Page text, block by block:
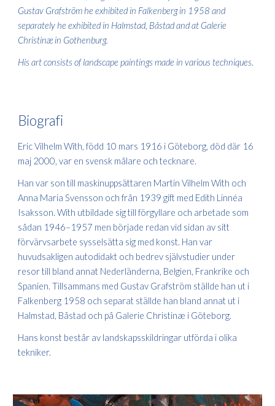
Gustav Grafström he exhibited in Falkenberg in 1958 and
separately he exhibited in Halmstad, Båstad and at Galerie
Christinæ in Gothenburg.
His art consists of landscape paintings made in various techniques.
Biografi
Eric Vilhelm With, född 10 mars 1916 i Göteborg, död där 16
maj 2000, var en svensk målare och tecknare.
Han var son till maskinuppsättaren Martin Vilhelm With och
Anna Maria Svensson och från 1939 gift med Edith Linnéa
Isaksson. With utbildade sig till förgyllare och arbetade som
sådan 1946–1957 men började redan vid sidan av sitt
förvärvsarbete sysselsätta sig med konst. Han var
huvudsakligen autodidakt och bedrev självstudier under
resor till bland annat Nederländerna, Belgien, Frankrike och
Spanien. Tillsammans med Gustav Grafström ställde han ut i
Falkenberg 1958 och separat ställde han bland annat ut i
Halmstad, Båstad och på Galerie Christinæ i Göteborg.
Hans konst består av landskapsskildringar utförda i olika
tekniker.